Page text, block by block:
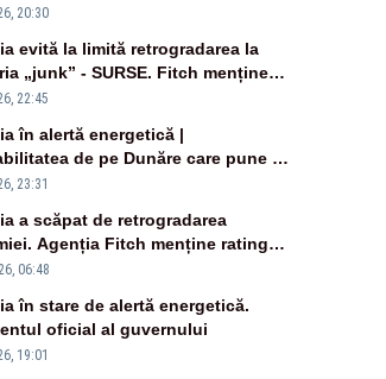
importuri și posibile restricții –
20:30
evită la limită retrogradarea la
„junk” - SURSE. Fitch menține
BBB-
22:45
în alertă energetică |
de pe Dunăre care pune în
Cernavodă era cunoscută
23:31
a scăpat de retrogradarea
Agenția Fitch menține ratingul
cu perspectivă negativă
06:48
în stare de alertă energetică.
oficial al guvernului
19:01